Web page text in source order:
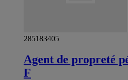
285183405
Agent de propreté
F